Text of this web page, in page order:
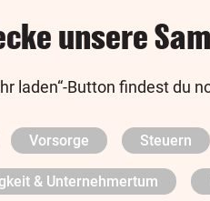
unsere
laden“-Button findest du
Vorsorge Steuern
& Unternehmertum